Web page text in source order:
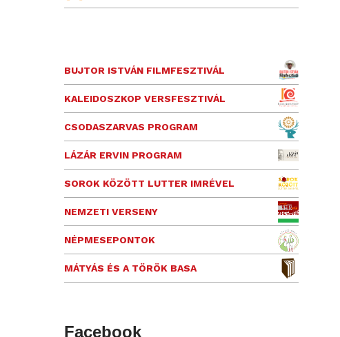
BUJTOR ISTVÁN FILMFESZTIVÁL
KALEIDOSZKOP VERSFESZTIVÁL
CSODASZARVAS PROGRAM
LÁZÁR ERVIN PROGRAM
SOROK KÖZÖTT LUTTER IMRÉVEL
NEMZETI VERSENY
NÉPMESEPONTOK
MÁTYÁS ÉS A TÖRÖK BASA
Facebook